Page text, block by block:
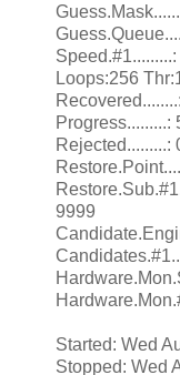
Loops:256
Rejected.........:
9999
Started: Wed
Stopped: Wed